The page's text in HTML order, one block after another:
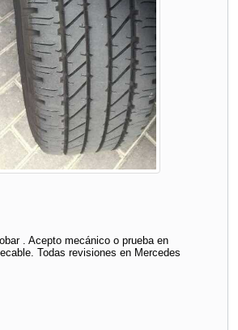
. Acepto mecánico o prueba en
Todas revisiones en Mercedes